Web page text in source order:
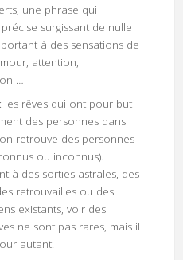
une phrase qui
surgissant de nulle
à des sensations de
attention,
…
rêves qui ont pour but
des personnes dans
retrouve des personnes
ou inconnus).
à des sorties astrales, des
retrouvailles ou des
existants, voir des
ne sont pas rares, mais il
autant.